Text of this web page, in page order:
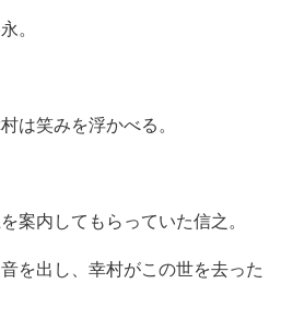
。
は笑みを浮かべる。
案内してもらっていた信之。
を出し、幸村がこの世を去った